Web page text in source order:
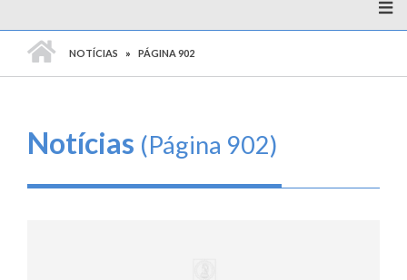
NOTÍCIAS PÁGINA 902
Notícias (Página 902)